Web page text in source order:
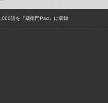
語を『蔵衛門Pad』に収録